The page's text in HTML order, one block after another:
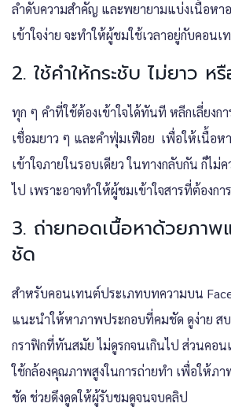
ลำดับความสำคัญ และพยายามแบ่งเนื้อหา
เข้าใจง่าย จะทำให้ผู้ชมใช้เวลาอยู่กับคอ
2. ใช้คำให้กระชับ ไม่ยาว ห
ทุก ๆ คำที่ใช้ต้องเข้าใจได้ทันที หลีกเลี่ยงก
เชื่อมยาว ๆ และคำฟุ่มเฟือย เพื่อให้เนื้อห
เข้าใจภายในรอบเดียว ในทางกลับกัน ก็ไม่
ไป เพราะอาจทำให้ผู้ชมเข้าใจสารที่ต้องกา
3. ถ่ายทอดเนื้อหาด้วยภาพ
ชัด
สำหรับคอนเทนต์ประเภทบทความบน
แนะนำให้หาภาพประกอบที่คมชัด ดูง่าย ส
กราฟิกที่ทันสมัย ไม่ดูรกจนเกินไป ส่วนคอ
ใช้กล้องคุณภาพสูงในการถ่ายทำ เพื่อให้ภา
ชัด ช่วยดึงดูดให้ผู้รับชมดูจนจบคลิป